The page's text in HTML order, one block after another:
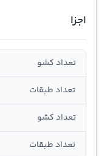
اجزا
تعداد کشو
تعداد طبقات
تعداد کشو
تعداد طبقات